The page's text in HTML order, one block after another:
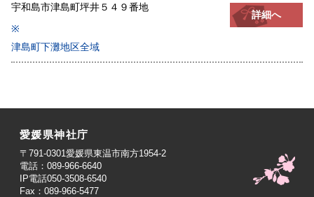
宇和島市津島町坪井５４９番地
詳細へ
※
津島町下灘地区全域
愛媛県神社庁
〒791-0301愛媛県東温市南方1954-2
電話：089-966-6640
IP電話050-3508-6540
Fax：089-966-5477